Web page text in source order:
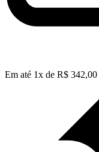
Em até 1x de R$ 342,00